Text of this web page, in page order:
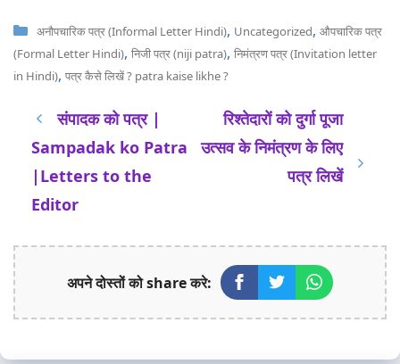
Categories
अनौपचारिक पत्र (Informal Letter Hindi), Uncategorized, औपचारिक पत्र
(Formal Letter Hindi), निजी पत्र (niji patra), निमंत्रण पत्र (Invitation letter
in Hindi), पत्र कैसे लिखें ? patra kaise likhe ?
संपादक को पत्र |
Sampadak ko Patra
|Letters to the
Editor
रिश्तेदारों को दुर्गा पूजा
उत्सव के निमंत्रण के लिए
पत्र लिखें
अपने दोस्तों को share करे: